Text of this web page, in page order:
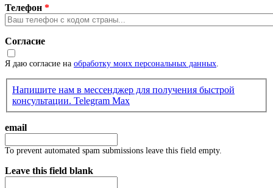
Телефон *
Согласие
Я даю согласие на обработку моих персональных данных
Напишите нам в мессенджер для получения быстрой
консультации. Telegram Max
email
To prevent automated spam submissions leave this field empty.
Leave this field blank